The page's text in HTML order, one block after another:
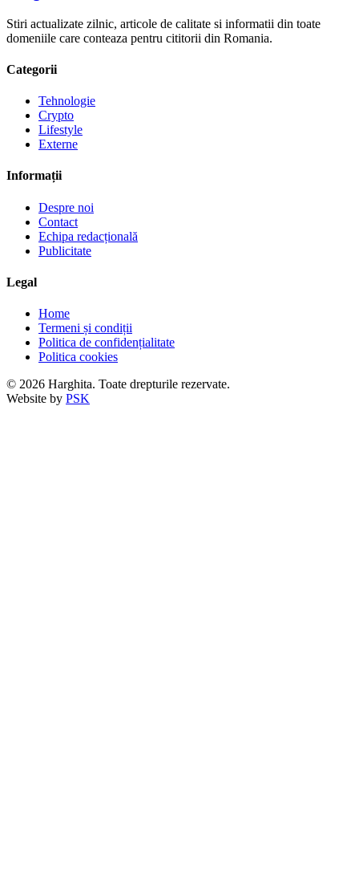
Stiri actualizate zilnic, articole de calitate si informatii din toate
domeniile care conteaza pentru cititorii din Romania.
Categorii
Tehnologie
Crypto
Lifestyle
Externe
Informații
Despre noi
Contact
Echipa redacțională
Publicitate
Legal
Home
Termeni și condiții
Politica de confidențialitate
Politica cookies
© 2026 Harghita. Toate drepturile rezervate.
Website by PSK